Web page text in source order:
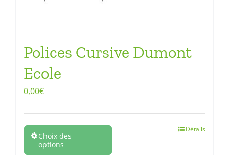
Polices Cursive Dumont
Ecole
0,00€
Choix des
options
Détails